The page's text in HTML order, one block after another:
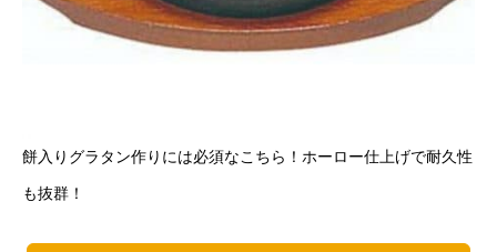
餅入りグラタン作りには必須なこちら！ホーロー仕上げで耐久性
も抜群！